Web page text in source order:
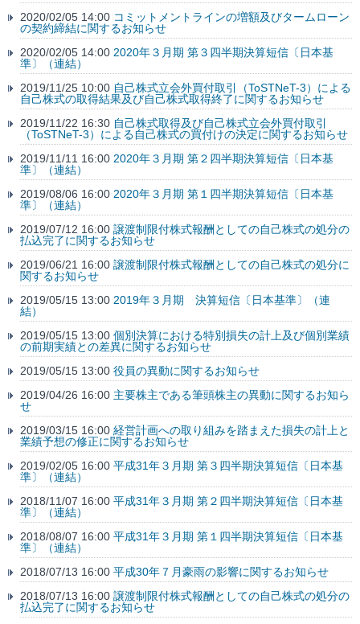
2020/02/05 14:00 コミットメントラインの増額及びタームローン
の契約締結に関するお知らせ
2020/02/05 14:00 2020年３月期 第３四半期決算短信〔日本基
準〕（連結）
2019/11/25 10:00 自己株式立会外買付取引（ToSTNeT-3）による
自己株式の取得結果及び自己株式取得終了に関するお知らせ
2019/11/22 16:30 自己株式取得及び自己株式立会外買付取引
（ToSTNeT-3）による自己株式の買付けの決定に関するお知らせ
2019/11/11 16:00 2020年３月期 第２四半期決算短信〔日本基
準〕（連結）
2019/08/06 16:00 2020年３月期 第１四半期決算短信〔日本基
準〕（連結）
2019/07/12 16:00 譲渡制限付株式報酬としての自己株式の処分の
払込完了に関するお知らせ
2019/06/21 16:00 譲渡制限付株式報酬としての自己株式の処分に
関するお知らせ
2019/05/15 13:00 2019年３月期 決算短信〔日本基準〕（連
結）
2019/05/15 13:00 個別決算における特別損失の計上及び個別業績
の前期実績との差異に関するお知らせ
2019/05/15 13:00 役員の異動に関するお知らせ
2019/04/26 16:00 主要株主である筆頭株主の異動に関するお知ら
せ
2019/03/15 16:00 経営計画への取り組みを踏まえた損失の計上と
業績予想の修正に関するお知らせ
2019/02/05 16:00 平成31年３月期 第３四半期決算短信〔日本基
準〕（連結）
2018/11/07 16:00 平成31年３月期 第２四半期決算短信〔日本基
準〕（連結）
2018/08/07 16:00 平成31年３月期 第１四半期決算短信〔日本基
準〕（連結）
2018/07/13 16:00 平成30年７月豪雨の影響に関するお知らせ
2018/07/13 16:00 譲渡制限付株式報酬としての自己株式の処分の
払込完了に関するお知らせ